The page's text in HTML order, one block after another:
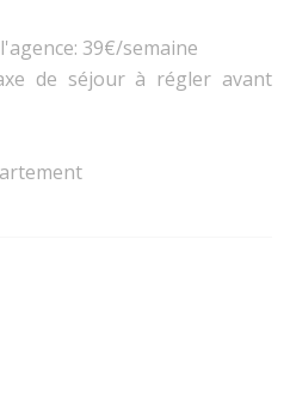
39€/semaine
de séjour à régler avant